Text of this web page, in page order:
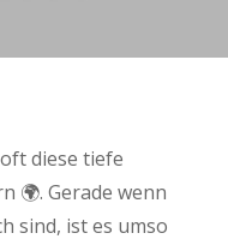
diese tiefe
🌍. Gerade wenn
sind, ist es umso